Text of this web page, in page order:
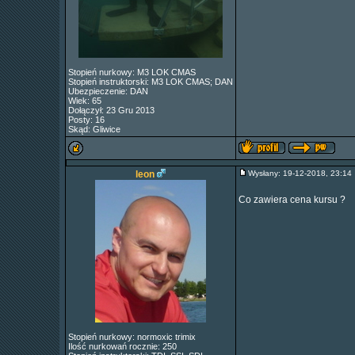
Stopień nurkowy: M3 LOK CMAS
Stopień instruktorski: M3 LOK CMAS; DAN
Ubezpieczenie: DAN
Wiek: 65
Dołączył: 23 Gru 2013
Posty: 16
Skąd: Gliwice
leon
Stopień nurkowy: normoxic trimix
Ilość nurkowań rocznie: 250
Wysłany: 19-12-2018,
Co zawiera cena kursu ?